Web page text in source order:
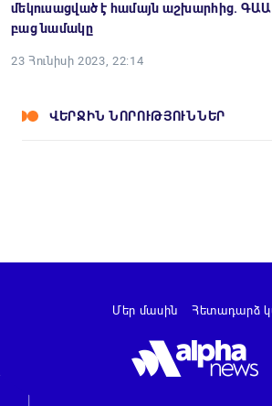
մեկուսացված է համայն աշխարհից.
բաց նամակը
23 Հունիսի 2023, 22:14
ՎԵՐՋԻՆ ՆՈՐՈՒԹՅՈՒՆՆԵՐ
Մեր մասին Հետադարձ